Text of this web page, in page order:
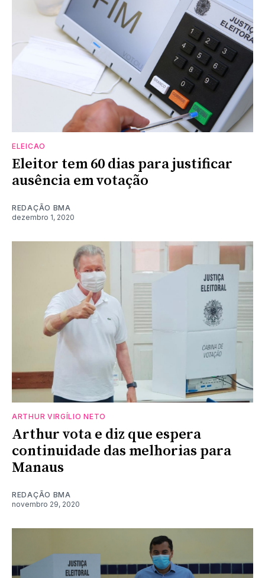
ELEICAO
Eleitor tem 60 dias para justificar
ausência em votação
REDAÇÃO BMA
dezembro 1, 2020
ARTHUR VIRGÍLIO NETO
Arthur vota e diz que espera
continuidade das melhorias para
Manaus
REDAÇÃO BMA
novembro 29, 2020